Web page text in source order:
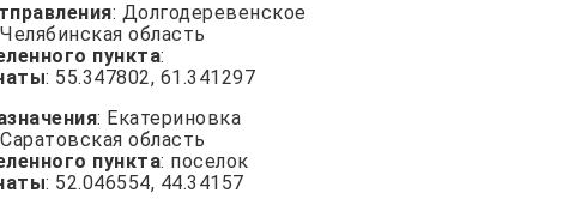
: Долгодеревенское
область
пункта:
: 55.347802, 61.341297
: Екатериновка
область
пункта: поселок
: 52.046554, 44.34157